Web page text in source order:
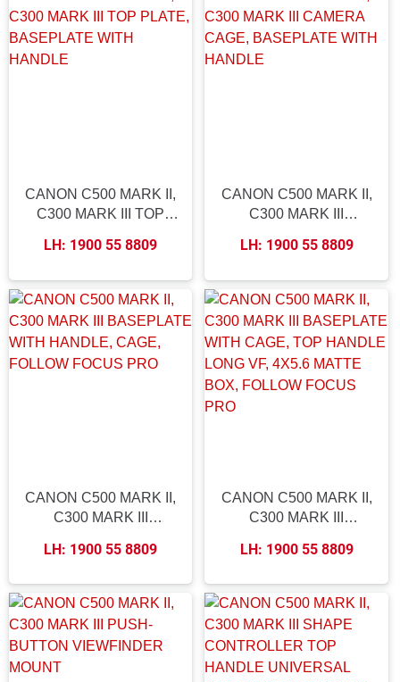
CANON C500 MARK II,
C300 MARK III TOP
WITH HANDLE
LH: 1900 55 8809
CANON C500 MARK II,
C300 MARK III
BASEPLATE WITH
LH: 1900 55 8809
CANON C500 MARK II,
C300 MARK III
HANDLE, CAGE,
LH: 1900 55 8809
CANON C500 MARK II,
C300 MARK III
CAGE, TOP HANDLE
MATTE BOX, FOLLOW
FOCUS PRO
LH: 1900 55 8809